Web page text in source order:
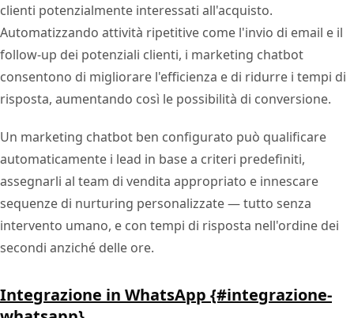
clienti potenzialmente interessati all'acquisto.
Automatizzando attività ripetitive come l'invio di email e il
follow-up dei potenziali clienti, i marketing chatbot
consentono di migliorare l'efficienza e di ridurre i tempi di
risposta, aumentando così le possibilità di conversione.
Un marketing chatbot ben configurato può qualificare
automaticamente i lead in base a criteri predefiniti,
assegnarli al team di vendita appropriato e innescare
sequenze di nurturing personalizzate — tutto senza
intervento umano, e con tempi di risposta nell'ordine dei
secondi anziché delle ore.
Integrazione in WhatsApp {#integrazione-